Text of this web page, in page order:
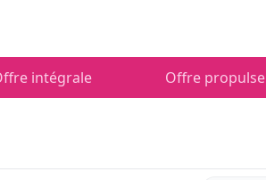
intégrale Offre propulse